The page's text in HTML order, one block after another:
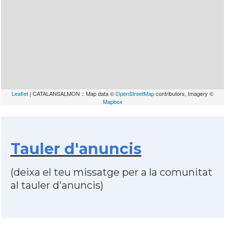
Leaflet | CATALANSALMON :: Map data ©OpenStreetMapcontributors, Imagery ©
Mapbox
Tauler d'anuncis
(deixa el teu missatge per a la comunitat
al tauler d'anuncis)